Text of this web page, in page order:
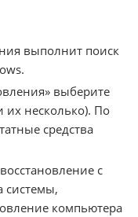
выполнит поиск
выберите
их несколько). По
средства
с
системы,
компьютера